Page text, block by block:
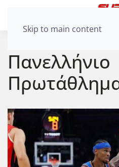
Skip to main content
Πανελλήνιο